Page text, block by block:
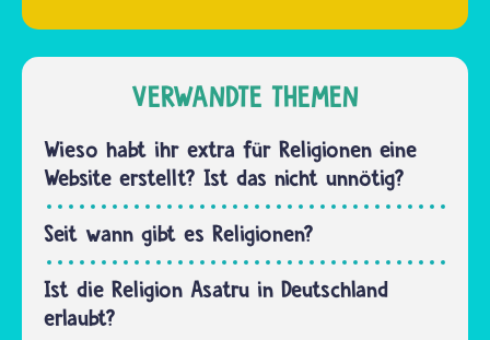
den…
all das,
was das
Zusammenleben
Gesellschaft
ausmacht.
Eine
Religion
ist eine…
VERWANDTE THEMEN
Wieso habt ihr extra für Religionen eine
Website erstellt? Ist das nicht unnötig?
Seit wann gibt es Religionen?
Ist die Religion Asatru in Deutschland
erlaubt?